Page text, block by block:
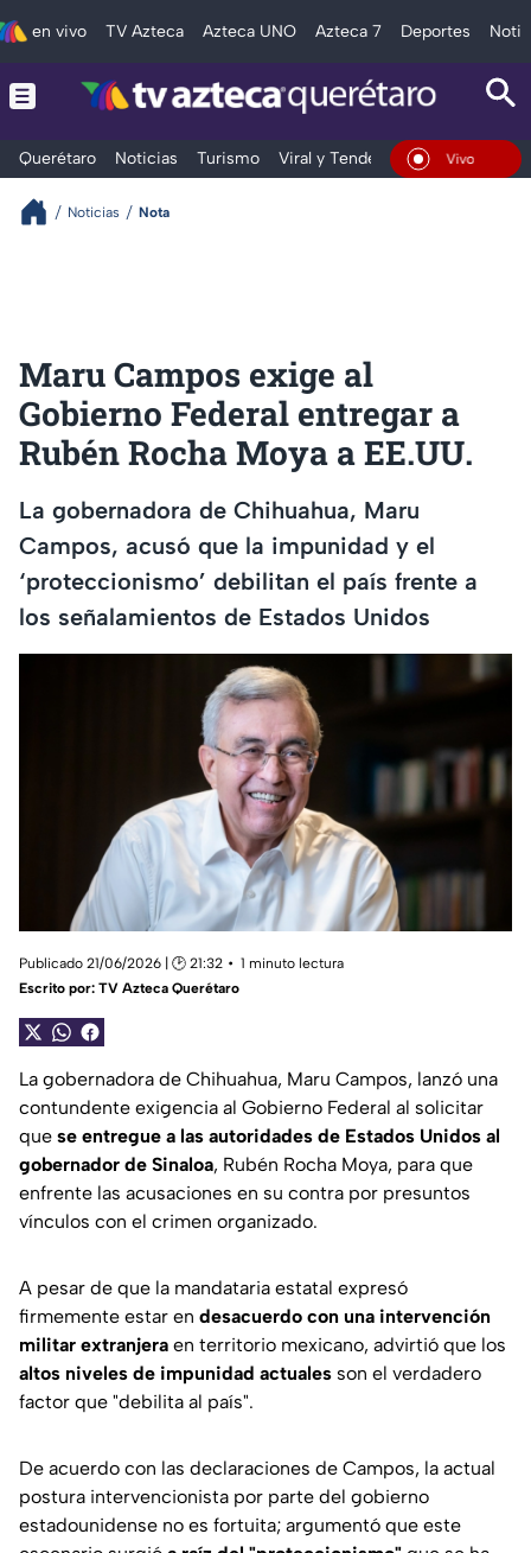
en vivo TV Azteca Azteca UNO Azteca 7 Deportes
Querétaro Noticias Turismo Viral y Tendencia Clima
En Vivo
Noticias Nota
Maru Campos exige al
Gobierno Federal entregar a
Rubén Rocha Moya a EE.UU.
La gobernadora de Chihuahua, Maru
Campos, acusó que la impunidad y el
‘proteccionismo’ debilitan el país frente a
los señalamientos de Estados Unidos
Publicado 21/06/2026 | 🕑 21:32
1 minuto lectura
Escrito por: TV Azteca Querétaro
La gobernadora de Chihuahua, Maru Campos, lanzó una
contundente exigencia al Gobierno Federal al solicitar
que se entregue a las autoridades de Estados Unidos al
gobernador de Sinaloa, Rubén Rocha Moya, para que
enfrente las acusaciones en su contra por presuntos
vínculos con el crimen organizado.
A pesar de que la mandataria estatal expresó
firmemente estar en desacuerdo con una intervención
militar extranjera en territorio mexicano, advirtió que los
altos niveles de impunidad actuales son el verdadero
factor que "debilita al país".
De acuerdo con las declaraciones de Campos, la actual
postura intervencionista por parte del gobierno
estadounidense no es fortuita; argumentó que este